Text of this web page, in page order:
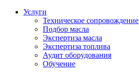
Услуги
Техническое сопровождение
Подбор масла
Экспертиза масла
Экспертиза топлива
Аудит оборудования
Обучение